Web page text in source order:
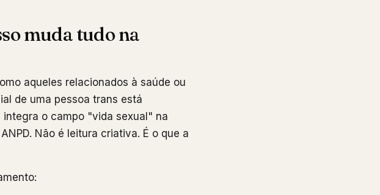
muda tudo na
aqueles relacionados à saúde ou
de uma pessoa trans está
o campo "vida sexual" na
Não é leitura criativa. É o que a